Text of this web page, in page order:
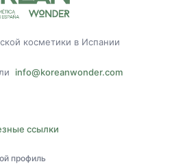
косметики в Испании
info@koreanwonder.com
ссылки
профиль